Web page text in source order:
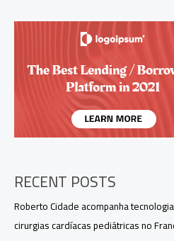
Serafim
eleição
indireta
4
de
maio
ALE-
RECENT POSTS
Roberto Cidade acompanha
cirurgias cardíacas pediátricas no